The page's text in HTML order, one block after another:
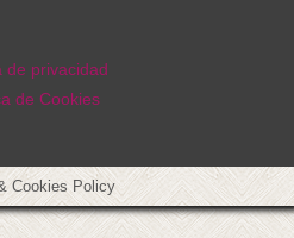
de privacidad
de Cookies
Cookies Policy